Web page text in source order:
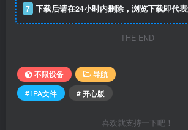
7 下载后请在24小时内删除，浏览下载即代
THE END
不限设备
导航
# iPA文件
# 开心版
喜欢就支持一下吧！